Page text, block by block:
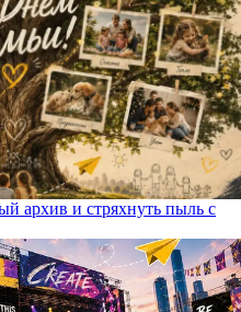
архив и стряхнуть пыль с